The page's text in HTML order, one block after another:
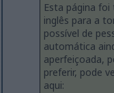
Esta página
inglês para a
possível de
automática
aperfeiçoada,
preferir, pode
aqui: